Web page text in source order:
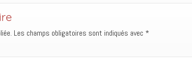
Les champs obligatoires sont indiqués avec *